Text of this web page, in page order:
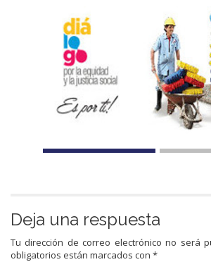
Deja una respuesta
Tu dirección de correo electrónico no será
obligatorios están marcados con *